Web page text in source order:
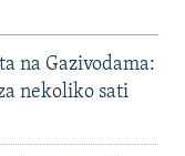
na Gazivodama:
nekoliko sati